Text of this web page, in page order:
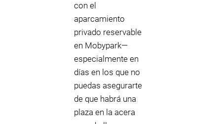
con el
aparcamiento
privado reservable
en Mobypark—
especialmente en
días en los que no
puedas asegurarte
de que habrá una
plaza en la acera